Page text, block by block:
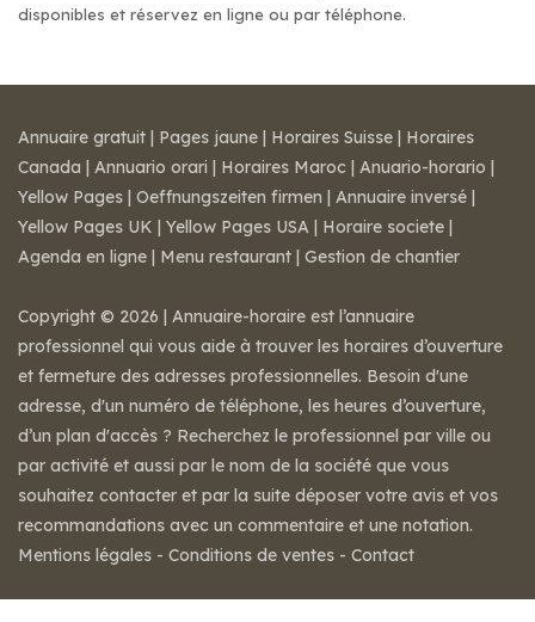
disponibles et réservez en ligne ou par téléphone.
Annuaire gratuit | Pages jaune | Horaires Suisse | Horaires
Canada | Annuario orari | Horaires Maroc | Anuario-horario |
Yellow Pages | Oeffnungszeiten firmen | Annuaire inversé |
Yellow Pages UK | Yellow Pages USA | Horaire societe |
Agenda en ligne | Menu restaurant | Gestion de chantier
Copyright © 2026 | Annuaire-horaire est l’annuaire
professionnel qui vous aide à trouver les horaires d’ouverture
et fermeture des adresses professionnelles. Besoin d'une
adresse, d'un numéro de téléphone, les heures d’ouverture,
d’un plan d'accès ? Recherchez le professionnel par ville ou
par activité et aussi par le nom de la société que vous
souhaitez contacter et par la suite déposer votre avis et vos
recommandations avec un commentaire et une notation.
Mentions légales - Conditions de ventes - Contact